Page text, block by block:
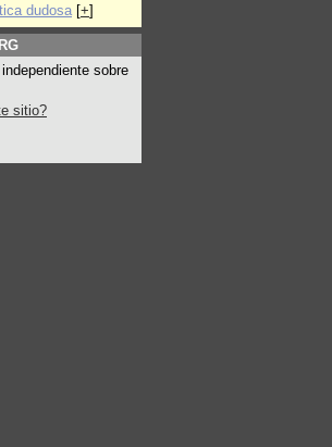
dudosa [+]
sobre
sitio?